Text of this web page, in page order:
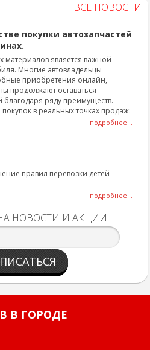
ВСЕ НОВОСТИ
покупки автозапчастей
материалов является важной
Многие автовладельцы
приобретения онлайн,
продолжают оставаться
ряду преимуществ.
в реальных точках продаж:
подробнее...
правил перевозки детей
подробнее...
НОВОСТИ И АКЦИИ
В ГОРОДЕ